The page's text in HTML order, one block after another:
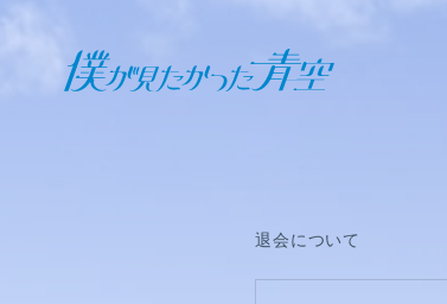
退会について